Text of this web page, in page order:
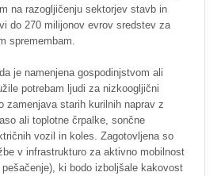
na razogljičenju sektorjev stavb in
do 270 milijonov evrov sredstev za
spremembam.
je namenjena gospodinjstvom ali
potrebam ljudi za nizkoogljični
zamenjava starih kurilnih naprav z
ali toplotne črpalke, sončne
vozil in koles. Zagotovljena so
v infrastrukturo za aktivno mobilnost
ki bodo izboljšale kakovost